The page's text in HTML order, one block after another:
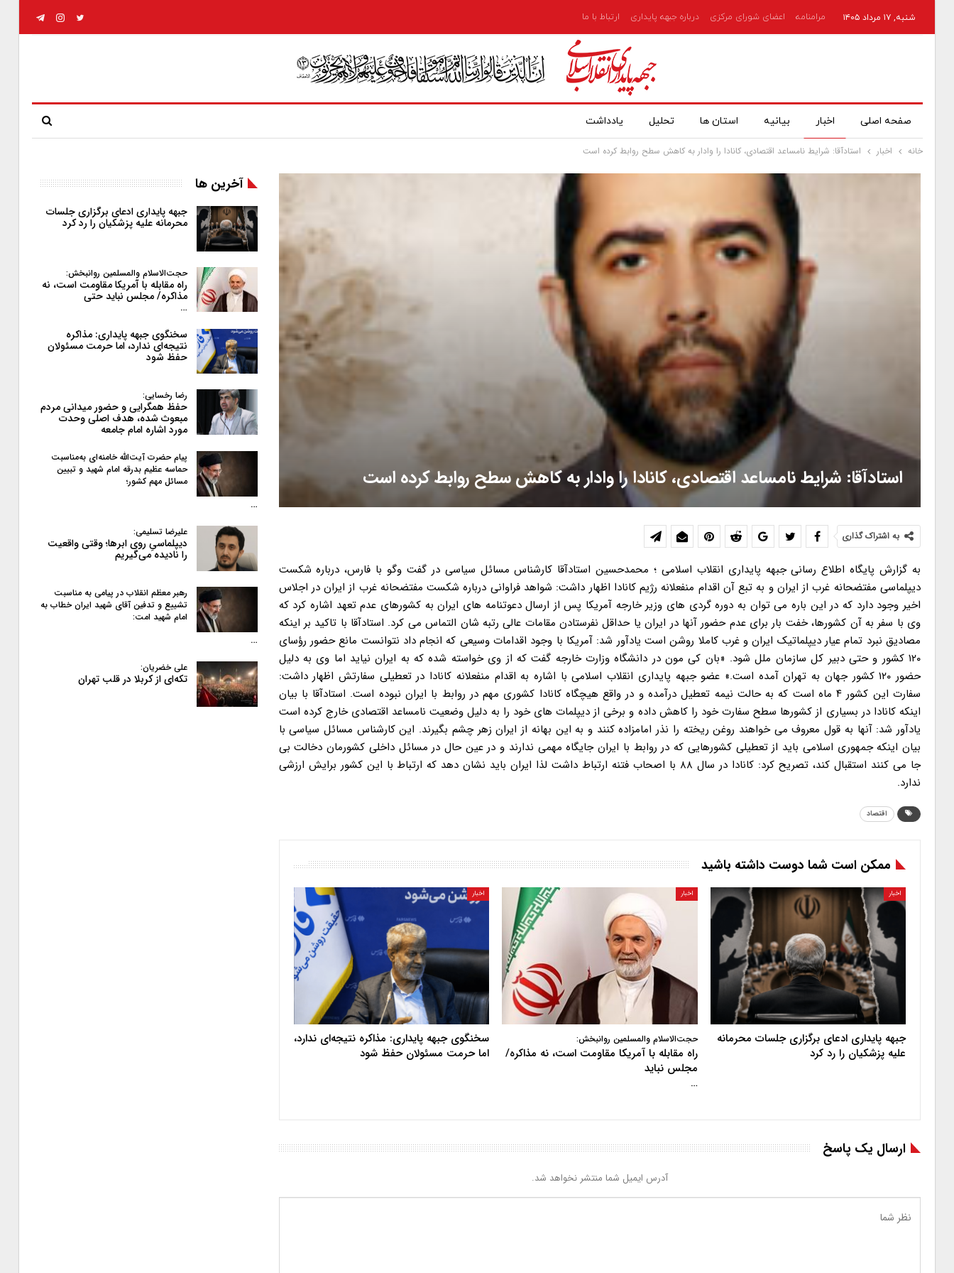
شنبه, ۱۷ مرداد ۱۴۰۵ مرامنامه اعضای شورای مرکزی درباره جبهه پایداری ارتباط با ما
صفحه اصلی اخبار بیانیه استان ها تحلیل یادداشت
خانه اخبار استادآقا: شرایط نامساعد اقتصادی، کانادا را وادار به کاهش سطح روابط کرده است
استادآقا: شرایط نامساعد اقتصادی، کانادا را وادار به کاهش سطح روابط کرده است
به اشتراک گذاری
به گزارش پایگاه اطلاع رسانی جبهه پایداری انقلاب اسلامی ؛ محمدحسین استادآقا کارشناس مسائل سیاسی در گفت وگو با فارس، درباره شکست
دیپلماسی مفتضحانه غرب از ایران و به تبع آن اقدام منفعلانه رژیم کانادا اظهار داشت: شواهد فراوانی درباره شکست مفتضحانه غرب از ایران در اجلاس
اخیر وجود دارد که در این باره می توان به دوره گردی های وزیر خارجه آمریکا پس از ارسال دعوتنامه های ایران به کشورهای عدم تعهد اشاره کرد که
وی با سفر به آن کشورها، خفت بار برای عدم حضور آنها در ایران یا حداقل نفرستادن مقامات عالی رتبه شان التماس می کرد. استادآقا با تاکید بر اینکه
مصادیق نبرد تمام عیار دیپلماتیک ایران و غرب کاملا روشن است یادآور شد: آمریکا با وجود اقدامات وسیعی که انجام داد نتوانست مانع حضور رؤسای
۱۲۰ کشور و حتی دبیر کل سازمان ملل شود. «بان کی مون در دانشگاه وزارت خارجه گفت که از وی خواسته شده که به ایران نیاید اما وی به دلیل
حضور ۱۲۰ کشور جهان به تهران آمده است.» عضو جبهه پایداری انقلاب اسلامی با اشاره به اقدام منفعلانه کانادا در تعطیلی سفارتش اظهار داشت:
سفارت این کشور ۴ ماه است که به حالت نیمه تعطیل درآمده و در واقع هیچگاه کانادا کشوری مهم در روابط با ایران نبوده است. استادآقا با بیان
اینکه کانادا در بسیاری از کشورها سطح سفارت خود را کاهش داده و برخی از دیپلمات های خود را به دلیل وضعیت نامساعد اقتصادی خارج کرده است
یادآور شد: آنها به قول معروف می خواهند روغن ریخته را نذر امامزاده کنند و به این بهانه از ایران زهر چشم بگیرند. این کارشناس مسائل سیاسی با
بیان اینکه جمهوری اسلامی باید از تعطیلی کشورهایی که در روابط با ایران جایگاه مهمی ندارند و در عین حال در مسائل داخلی کشورمان دخالت بی
جا می کنند استقبال کند، تصریح کرد: کانادا در سال ۸۸ با اصحاب فتنه ارتباط داشت لذا ایران باید نشان دهد که ارتباط با این کشور برایش ارزشی
ندارد.
اقتصاد
ممکن است شما دوست داشته باشید
اخبار
جبهه پایداری ادعای برگزاری جلسات محرمانه
علیه پزشکیان را رد کرد
اخبار
حجت‌الاسلام والمسلمین روانبخش:
راه مقابله با آمریکا مقاومت است، نه مذاکره/
مجلس نباید
…
اخبار
سخنگوی جبهه پایداری: مذاکره نتیجه‌ای ندارد،
اما حرمت مسئولان حفظ شود
ارسال یک پاسخ
آدرس ایمیل شما منتشر نخواهد شد.
آخرین ها
جبهه پایداری ادعای برگزاری جلسات
محرمانه علیه پزشکیان را رد کرد
حجت‌الاسلام والمسلمین روانبخش:
راه مقابله با آمریکا مقاومت است، نه
مذاکره/ مجلس نباید حتی
…
سخنگوی جبهه پایداری: مذاکره
نتیجه‌ای ندارد، اما حرمت مسئولان
حفظ شود
رضا رخسایی:
حفظ همگرایی و حضور میدانی مردم
مبعوث شده، هدف اصلی وحدت
مورد اشاره امام جامعه
پیام حضرت آیت‌الله خامنه‌ای به‌مناسبت
حماسه عظیم بدرقه امام شهید و تبیین
مسائل مهم کشور؛
…
علیرضا تسلیمی:
دیپلماسیِ روی ابرها؛ وقتی واقعیت
را نادیده می‌گیریم
رهبر معظم انقلاب در پیامی به‌ مناسبت
تشییع و تدفین آقای شهید ایران خطاب به
امام شهید امت:
…
علی خضریان:
تکه‌ای از کربلا در قلب تهران